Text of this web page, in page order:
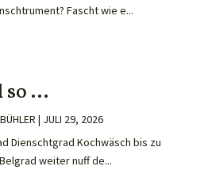
Fascht wie e...
so …
| JULI 29, 2026
Dienschtgrad Kochwäsch bis zu
weiter nuff de...